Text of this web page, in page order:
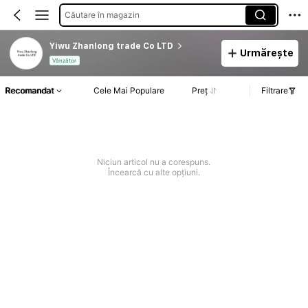
Căutare în magazin
Yiwu Zhanlong trade Co LTD
Vânzător
Urmărește
Recomandat Cele Mai Populare Preț Filtrare
Niciun articol nu a corespuns.
Încearcă cu alte opțiuni.